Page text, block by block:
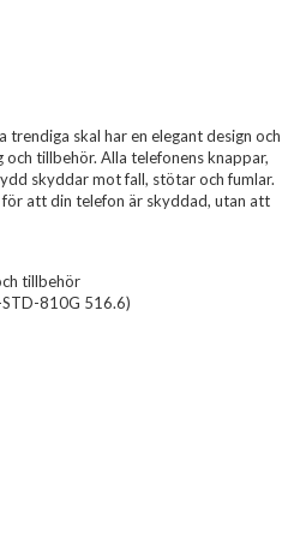
skal har en elegant design och
tillbehör. Alla telefonens knappar,
skyddar mot fall, stötar och fumlar.
att din telefon är skyddad, utan att
tillbehör
810G 516.6)